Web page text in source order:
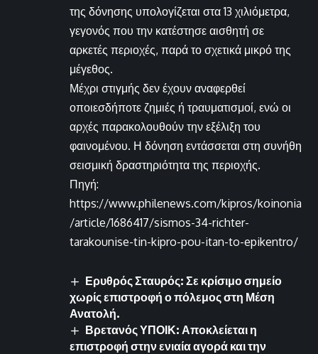
της δόνησης υπολογίζεται στα 13 χιλιόμετρα,
γεγονός που την κατέστησε αισθητή σε
αρκετές περιοχές, παρά το σχετικά μικρό της
μέγεθος.
Μέχρι στιγμής δεν έχουν αναφερθεί
οποιεσδήποτε ζημιές ή τραυματισμοί, ενώ οι
αρχές παρακολουθούν την εξέλιξη του
φαινομένου. Η δόνηση εντάσσεται στη συνήθη
σεισμική δραστηριότητα της περιοχής.
Πηγή:
https://www.philenews.com/kipros/koinonia
/article/1686417/sismos-34-richter-
tarakounise-tin-kipro-pou-itan-to-epikentro/
Ερυθρός Σταυρός: Σε κρίσιμο σημείο
χωρίς επιστροφή ο πόλεμος στη Μέση
Ανατολή.
Βρετανός ΥΠΟΙΚ: Αποκλείεται η
επιστροφή στην ενιαία αγορά και την